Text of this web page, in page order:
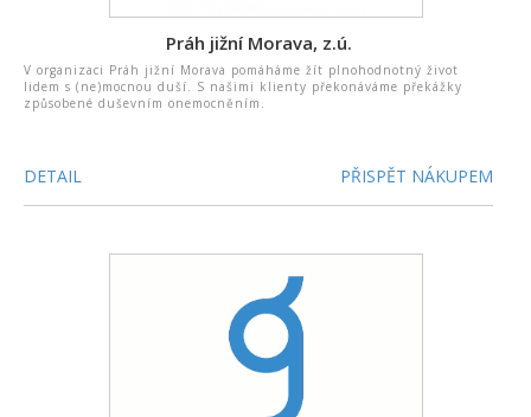
Práh jižní Morava, z.ú.
V organizaci Práh jižní Morava pomáháme žít plnohodnotný život
lidem s (ne)mocnou duší. S našimi klienty překonáváme překážky
způsobené duševním onemocněním.
DETAIL PŘISPĚT NÁKUPEM